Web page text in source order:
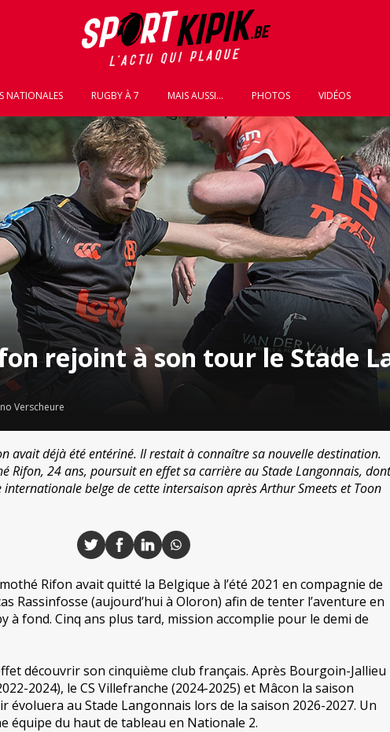
NATIONALES RUGBY À 7 MAIS AUSSI... PHOTOS VIDÉOS
rejoint à son tour le Stade
Verscheure
avait déjà été entériné. Il restait à connaître sa nouvelle destination.
Rifon, 24 ans, poursuit en effet sa carrière au Stade Langonnais, dont
belge de cette intersaison après Arthur Smeets et Toon
Rifon avait quitté la Belgique à l’été 2021 en compagnie de
Rassinfosse (aujourd’hui à Oloron) afin de tenter l’aventure en
à fond. Cinq ans plus tard, mission accomplie pour le demi de
découvrir son cinquième club français. Après Bourgoin-Jallieu
2024), le CS Villefranche (2024-2025) et Mâcon la saison
évoluera au Stade Langonnais lors de la saison 2026-2027. Un
équipe du haut de tableau en Nationale 2.